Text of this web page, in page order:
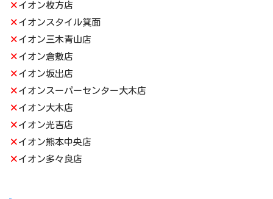
× イオン枚方店
× イオンスタイル箕面
× イオン三木青山店
× イオン倉敷店
× イオン坂出店
× イオンスーパーセンター大木店
× イオン大木店
× イオン光吉店
× イオン熊本中央店
× イオン多々良店